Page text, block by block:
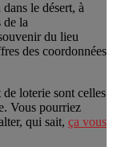
le désert, à
de la
du lieu
des coordonnées
loterie sont celles
Vous pourriez
qui sait, ça vous